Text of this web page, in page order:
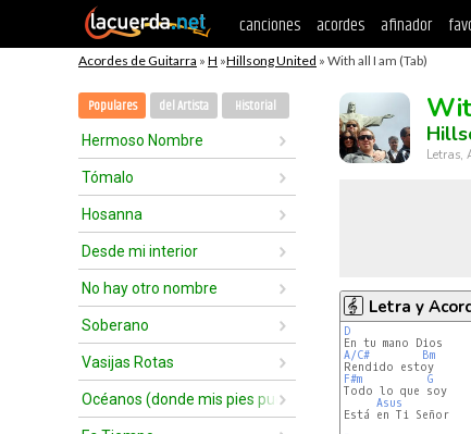
canciones acordes afinador
Acordes de Guitarra » H »Hillsong United » With all I am (Tab)
Populares del Artista Historial
Hermoso Nombre
Tómalo
Hosanna
Desde mi interior
No hay otro nombre
Soberano
Vasijas Rotas
Océanos (donde mis pies pueden fallar)
Letras,
Letra y
D
A/C#
Bm
F#m
G
Todo lo que soy
Asus
Está en Ti Señor